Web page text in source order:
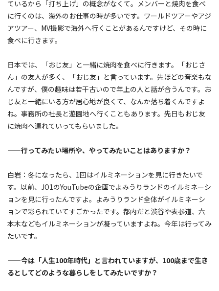
ているから「打ち上げ」の概念がなくて。メンバーと焼肉を食べ
に行くのは、海外のお仕事の時が多いです。ワールドツアーやアジ
アツアー、MV撮影で海外へ行くことがあるんですけど、その時に
食べに行きます。
日本では、「おじ友」と一緒に焼肉を食べに行きます。「おじさ
ん」の友人が多く、「おじ友」と言っています。先ほどの音楽もな
んですが、僕の趣味は若干古いので年上の人と話が合うんです。お
じ友と一緒にいる方が居心地が良くて、なんか落ち着くんですよ
ね。事務所の社長と遊園地へ行くこともあります。先日もおじ友
に焼肉へ連れていってもらいました。
——行ってみたい場所や、やってみたいことはありますか？
白岩：冬になったら、1回はイルミネーションを見に行きたいで
す。以前、JO1のYouTubeの企画でよみうりランドのイルミネーシ
ョンを見に行ったんですよ。よみうりランド全体がイルミネーシ
ョンで彩られていてすごかったです。都内だと渋谷や表参道、六
本木などもイルミネーションが凝っていますよね。今年は行ってみ
たいです。
——今は「人生100年時代」と言われていますが、100歳まで生き
るとしてどのような暮らしをしてみたいですか？